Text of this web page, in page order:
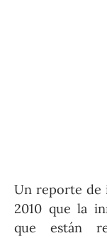
Un reporte de
2010 que la
que están